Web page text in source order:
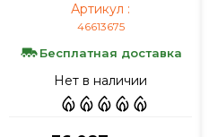
Артикул :
46613675
Бесплатная доставка
Нет в наличии